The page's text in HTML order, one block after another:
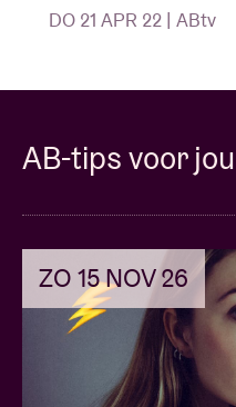
DO 21 APR 22 | ABtv
AB-tips voor jou
ZO 15 NOV 26